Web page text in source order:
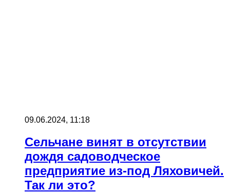
09.06.2024, 11:18
Сельчане винят в отсутствии
дождя садоводческое
предприятие из-под Ляховичей.
Так ли это?